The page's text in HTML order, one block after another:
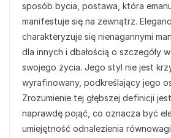
sposób bycia, postawa, która
manifestuje się na zewnątrz.
charakteryzuje się nienagannymi
dla innych i dbałością o szczegóły
swojego życia. Jego styl nie jest
wyrafinowany, podkreślający jego
Zrozumienie tej głębszej definicji
naprawdę pojąć, co oznacza być
umiejętność odnalezienia